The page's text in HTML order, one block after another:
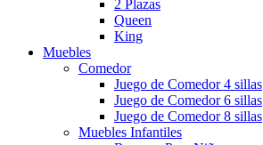
2 Plazas
Queen
King
Muebles
Comedor
Juego de Comedor 4 sillas
Juego de Comedor 6 sillas
Juego de Comedor 8 sillas
Muebles Infantiles